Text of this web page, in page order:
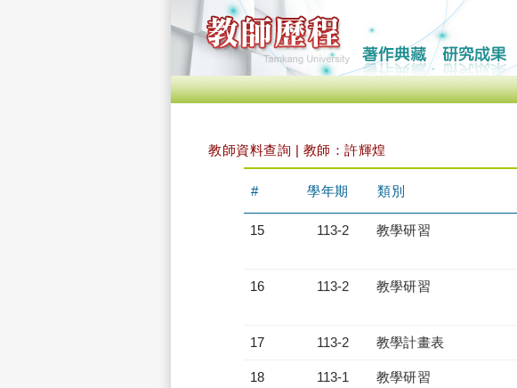
教師資料查詢 | 教師：許輝煌
# 學年期 類別
15 113-2 教學研習
16 113-2 教學研習
17 113-2 教學計畫表
18 113-1 教學研習